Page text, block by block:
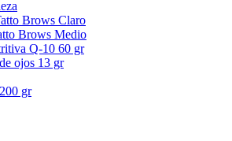
Brows Claro
Brows Medio
Q-10 60 gr
ojos 13 gr
gr